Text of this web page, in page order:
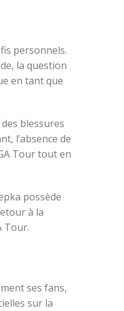
personnels.
la question
en tant que
blessures
l’absence de
Tour tout en
possède
à la
Tour.
ses fans,
sur la